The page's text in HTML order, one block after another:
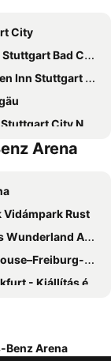
City
Bad Cannstatt
Stuttgart NeckarPark
City Nord
Hotel Collection by Best Western
City Centre by IHG
Stuttgart Neckarpark
Stuttgart City Centre
Stuttgart
Zuffenhausen
Arena
Vidámpark Rust
Amusement Park
EuroAirport repülőtér
- Kiállítás és Vásár
Benz Arena